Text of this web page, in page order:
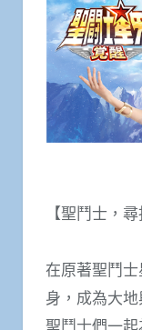
【聖鬥士，
在原著聖鬥
身，成為大